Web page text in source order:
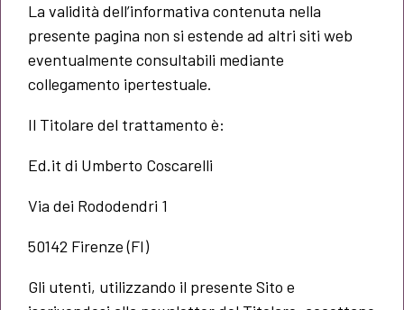
La validità dell’informativa contenuta nella
presente pagina non si estende ad altri siti web
eventualmente consultabili mediante
collegamento ipertestuale.
Il Titolare del trattamento è:
Ed.it di Umberto Coscarelli
Via dei Rododendri 1
50142 Firenze (FI)
Gli utenti, utilizzando il presente Sito e